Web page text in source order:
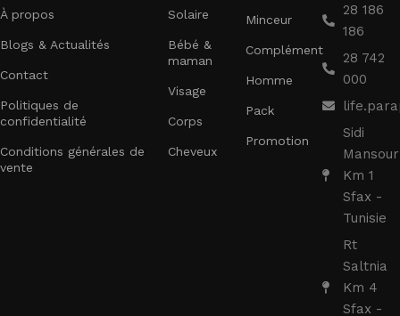
À propos
Blogs & Actualités
Contact
Politiques de
confidentialité
Conditions générales de
vente
Solaire
Bébé &
maman
Visage
Corps
Cheveux
Minceur
Complément
Homme
Pack
Promotion
28 186
186
28 742
000
Sidi
Mansour
Km 1
Sfax -
Tunisie
Rt
Saltnia
Km 4
Sfax -